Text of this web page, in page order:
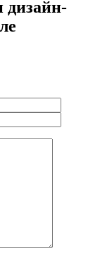
дизайн-